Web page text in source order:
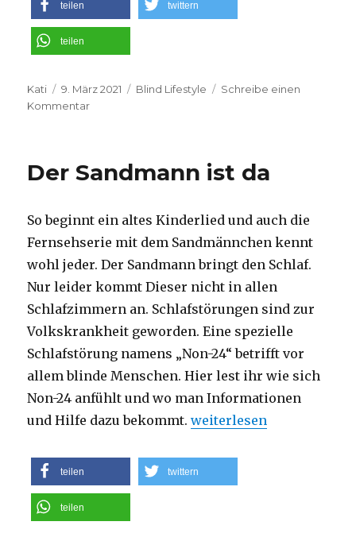
teilen twittern
teilen
Autor
Kati
Veröffentlicht
am
9. März 2021 Kategorien
Blind Lifestyle
Schreibe einen
Kommentarzu
Ein
Angebot
während
Lockdowns
Der Sandmann ist da
So beginnt ein altes Kinderlied und auch die
Fernsehserie mit dem Sandmännchen kennt
wohl jeder. Der Sandmann bringt den Schlaf.
Nur leider kommt Dieser nicht in allen
Schlafzimmern an. Schlafstörungen sind zur
Volkskrankheit geworden. Eine spezielle
Schlafstörung namens „Non-24“ betrifft vor
allem blinde Menschen. Hier lest ihr wie sich
Non-24 anfühlt und wo man Informationen
und Hilfe dazu bekommt.„Der Sandmann ist da“
weiterlesen
teilen twittern
teilen